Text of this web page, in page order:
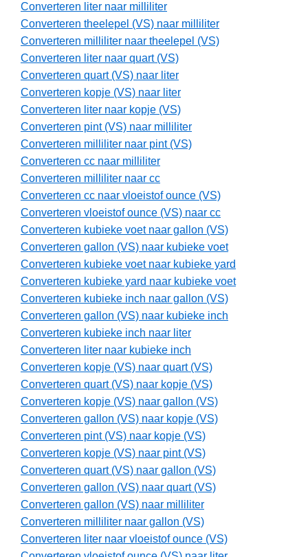
Converteren liter naar milliliter
Converteren theelepel (VS) naar milliliter
Converteren milliliter naar theelepel (VS)
Converteren liter naar quart (VS)
Converteren quart (VS) naar liter
Converteren kopje (VS) naar liter
Converteren liter naar kopje (VS)
Converteren pint (VS) naar milliliter
Converteren milliliter naar pint (VS)
Converteren cc naar milliliter
Converteren milliliter naar cc
Converteren cc naar vloeistof ounce (VS)
Converteren vloeistof ounce (VS) naar cc
Converteren kubieke voet naar gallon (VS)
Converteren gallon (VS) naar kubieke voet
Converteren kubieke voet naar kubieke yard
Converteren kubieke yard naar kubieke voet
Converteren kubieke inch naar gallon (VS)
Converteren gallon (VS) naar kubieke inch
Converteren kubieke inch naar liter
Converteren liter naar kubieke inch
Converteren kopje (VS) naar quart (VS)
Converteren quart (VS) naar kopje (VS)
Converteren kopje (VS) naar gallon (VS)
Converteren gallon (VS) naar kopje (VS)
Converteren pint (VS) naar kopje (VS)
Converteren kopje (VS) naar pint (VS)
Converteren quart (VS) naar gallon (VS)
Converteren gallon (VS) naar quart (VS)
Converteren gallon (VS) naar milliliter
Converteren milliliter naar gallon (VS)
Converteren liter naar vloeistof ounce (VS)